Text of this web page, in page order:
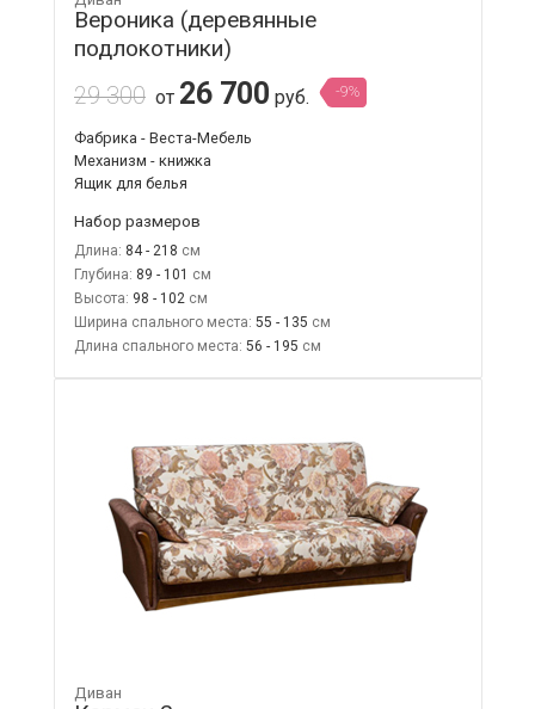
Вероника (деревянные
подлокотники)
29 300 от 26 700 руб. -9%
Фабрика - Веста-Мебель
Механизм - книжка
Ящик для белья
Набор размеров
Длина: 84 - 218
Глубина: 89 - 101
Высота: 98 - 102
Ширина спального места: 55 - 135
Длина спального места: 56 - 195
Диван